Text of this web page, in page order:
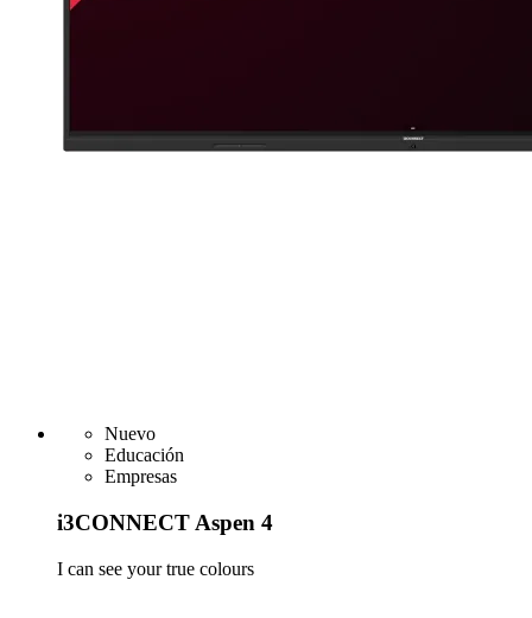
Nuevo
Educación
Empresas
i3CONNECT Aspen 4
I can see your true colours